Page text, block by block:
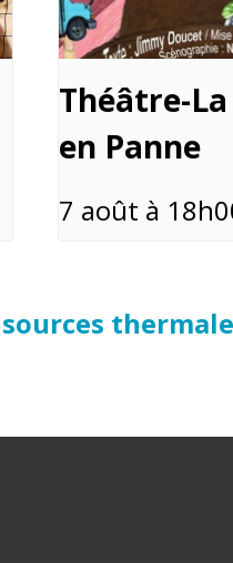
Théâtre-
en Panne
7 août à